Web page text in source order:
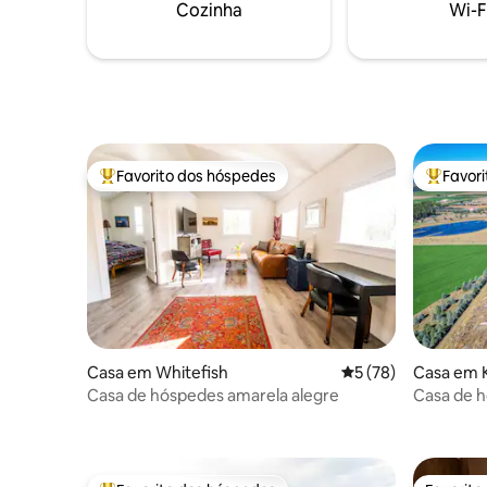
recomendamos a aquisição de um
Cozinha Wi-
Favoritos dos hóspedes mais apreciados
Favorito dos hóspedes
Casa em Whitefish Classificação
5 (78)
Casa de hóspedes amarela alegre
Casa em
Casa de